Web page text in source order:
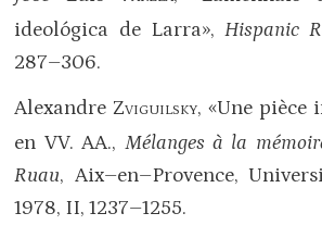
ideológica de Larra», Hispanic
287–306.
Alexandre ZVIGUILSKY, «Une pièce
en VV. AA., Mélanges à la
Ruau, Aix–en–Provence,
1978, II, 1237–1255.